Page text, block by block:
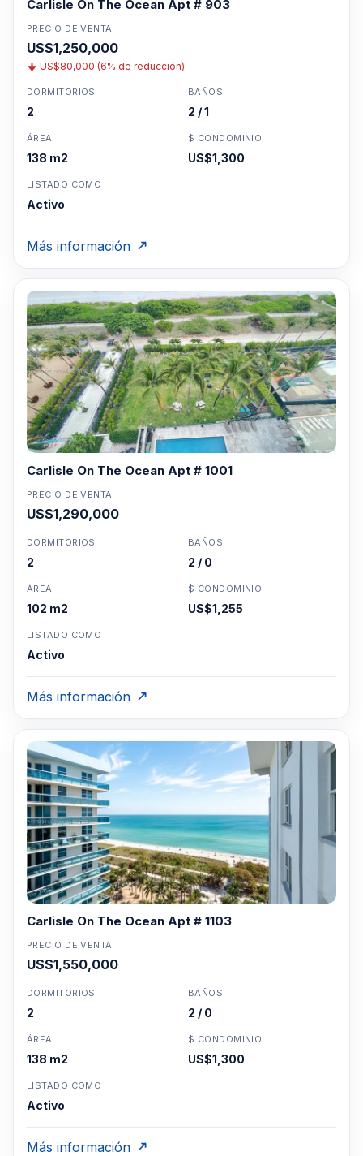
Carlisle On The Ocean Apt # 903
PRECIO DE VENTA
US$1,250,000
US$80,000 (6% de reducción)
DORMITORIOS
2
BAÑOS
2 / 1
ÁREA
138 m2
$ CONDOMINIO
US$1,300
LISTADO COMO
Activo
Más información
Carlisle On The Ocean Apt # 1001
PRECIO DE VENTA
US$1,290,000
DORMITORIOS
2
BAÑOS
2 / 0
ÁREA
102 m2
$ CONDOMINIO
US$1,255
LISTADO COMO
Activo
Más información
Carlisle On The Ocean Apt # 1103
PRECIO DE VENTA
US$1,550,000
DORMITORIOS
2
BAÑOS
2 / 0
ÁREA
138 m2
$ CONDOMINIO
US$1,300
LISTADO COMO
Activo
Más información